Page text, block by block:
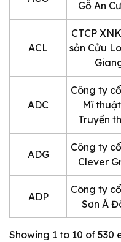
Gỗ An
ACL
CTCP
sản Cửu
ADC
Công ty
Mĩ
Truyền
ADG
Công ty
Clever
ADP
Công ty
Sơn Á
Showing 1 to 10 of 530